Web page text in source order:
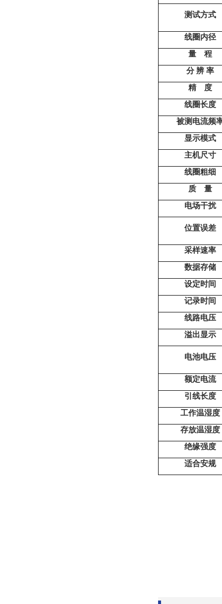
测试方式
线圈内径
量 程
分 辨 率
精 度
线圈长度
被测电流频
显示模式
主机尺寸
线圈粗细
质 量
电场干扰
位置误差
采样速率
数据存储
设定时间
记录时间
线路电压
溢出显示
电池电压
额定电流
引线长度
工作温湿度
存放温湿度
绝缘强度
适合安规